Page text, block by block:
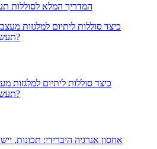
המדריך המלא לסוללות
כיצד סוללות ליתיום למלגזות
תעשיית הלוגיסטיקה?